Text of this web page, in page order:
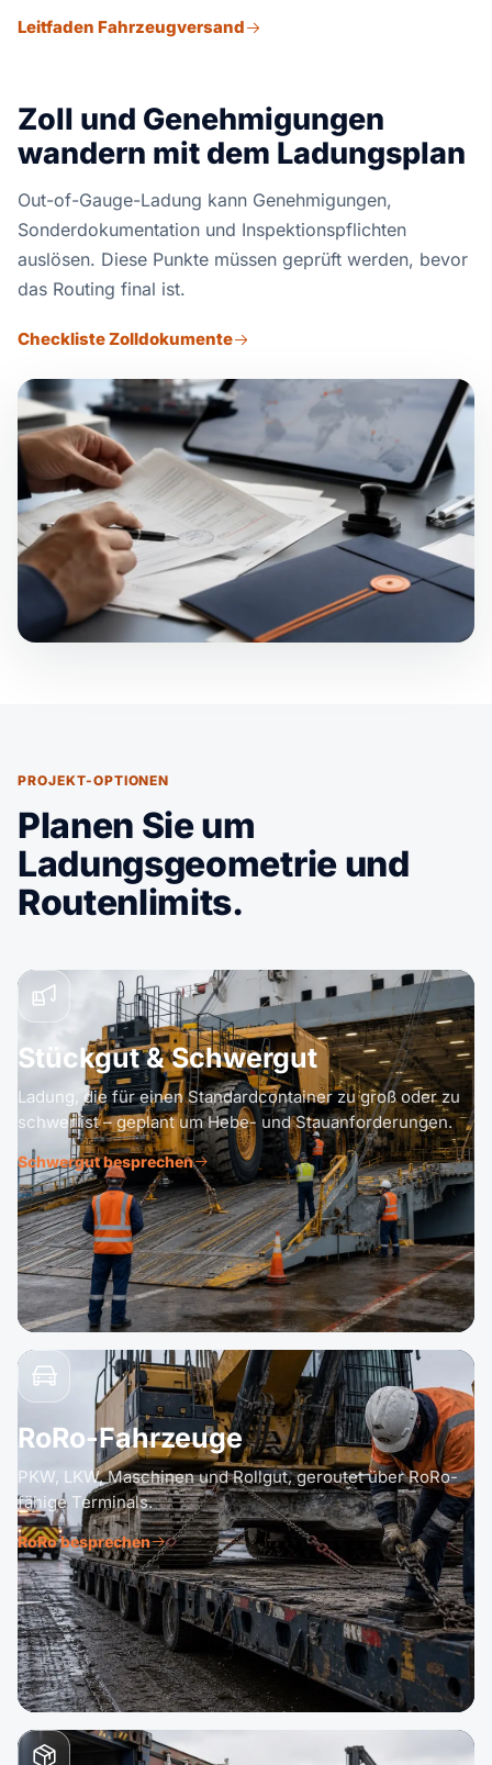
Leitfaden Fahrzeugversand
Zoll und Genehmigungen
wandern mit dem Ladungsplan
Out-of-Gauge-Ladung kann Genehmigungen,
Sonderdokumentation und Inspektionspflichten
auslösen. Diese Punkte müssen geprüft werden, bevor
das Routing final ist.
Checkliste Zolldokumente
PROJEKT-OPTIONEN
Planen Sie um
Ladungsgeometrie und
Routenlimits.
Stückgut & Schwergut
Ladung, die für einen Standardcontainer zu groß oder zu
schwer ist – geplant um Hebe- und Stauanforderungen.
Schwergut besprechen
RoRo-Fahrzeuge
PKW, LKW, Maschinen und Rollgut, geroutet über RoRo-
fähige Terminals.
RoRo besprechen